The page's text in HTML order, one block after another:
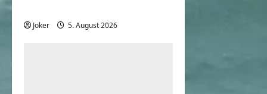
Joker 5. August 2026